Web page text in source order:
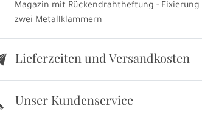
Magazin mit Rückendrahtheftung - Fixierung
zwei Metallklammern
Lieferzeiten und Versandkosten
Unser Kundenservice